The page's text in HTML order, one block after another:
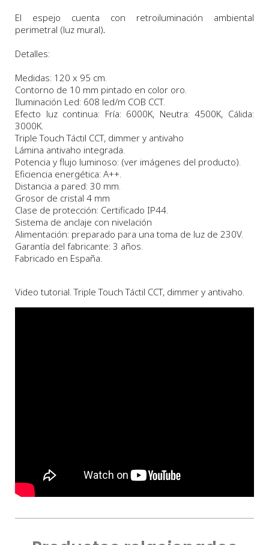
El espejo cuenta con retroiluminación ambiental
perimetral (luz mural).
Detalles:
Medidas: 120 x 95 cm.
Contorno de 10 mm pintado en color oro.
Iluminación Led: 608 led/m COB CCT.
Efecto luz continua: Fría: 6000K, Neutra: 4500K, Cálida:
3000K.
Triple Touch Táctil CCT, dimmer y antivaho
Lámina antivaho integrada.
Potencia y flujo luminoso: (ver imágenes del producto).
Eficiencia energética: A++.
Distancia a pared: 30 mm.
Grosor de cristal 4 mm
Clase de protección: Certificado IP44.
Sistema de anclaje con nivelación
Alimentación: preparado para una toma de luz de 230V.
Garantía del fabricante: 3 años.
Fabricado en España.
Video tutorial. Triple Touch Táctil CCT, dimmer y antivaho.